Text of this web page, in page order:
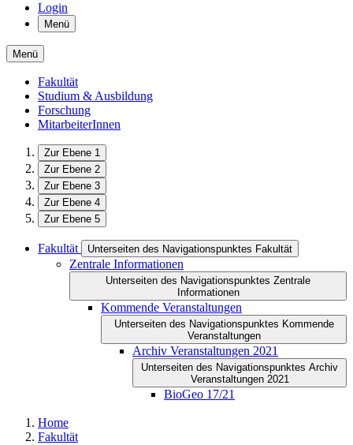
Login
Menü
Menü
Fakultät
Studium & Ausbildung
Forschung
MitarbeiterInnen
Zur Ebene 1
Zur Ebene 2
Zur Ebene 3
Zur Ebene 4
Zur Ebene 5
Fakultät Unterseiten des Navigationspunktes Fakultät
Zentrale Informationen
Unterseiten des Navigationspunktes Zentrale
Informationen
Kommende Veranstaltungen
Unterseiten des Navigationspunktes Kommende
Veranstaltungen
Archiv Veranstaltungen 2021
Unterseiten des Navigationspunktes Archiv
Veranstaltungen 2021
BioGeo 17/21
Home
Fakultät